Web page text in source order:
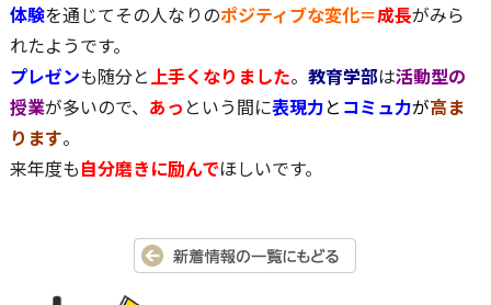
体験を通じてその人なりのポジティブな変化＝成長がみら
れたようです。
プレゼンも随分と上手くなりました。 教育学部は活動型の
授業が多いので、 あっ という間に表現力と コミュ力が高ま
ります。
来年度も自分磨きに励んでほしいです。